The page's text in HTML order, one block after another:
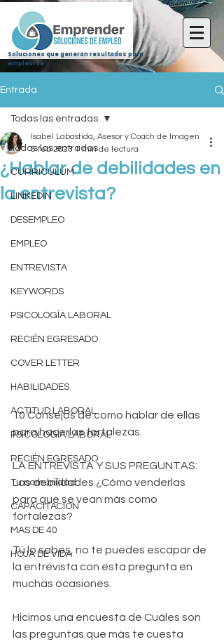
Soluciones que generan resultados para
emplearse
Entrada
Todas las entradas
CURRICULUM
LINKEDIN
DESEMPLEO
EMPLEO
ENTREVISTA
KEYWORDS
PSICOLOGÍA LABORAL
RECIÉN EGRESADO
COVER LETTER
HABILIDADES
ACTITUD LABORAL
PSICOLOGÍA LABORAL
RECIÉN EGRESADO
Tu comunidad
CAPACITACIÓN
MAS DE 40
HOJA DE VIDA
Todas las entradas
¿Hablar de debilidades en
la entrevista?
Isabel Labastida, Asesor y Coach de Imagen
5 feb 2023 1 min de lectura
10 Consejos de como hablar de ellas
para hacerlas fortalezas.
LA ENTREVISTA Y SUS PREGUNTAS:
Las debilidades ¿Cómo venderlas
para que se vean más como
fortalezas?
Tú lo sabes, no te puedes escapar de
la entrevista con esta pregunta en
muchas ocasiones.
Hicimos una encuesta de Cuáles son
las preguntas que más te cuesta